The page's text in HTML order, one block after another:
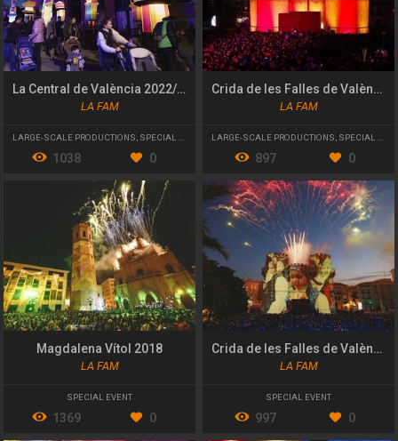
La Central de València 2022/23
LA FAM
LARGE-SCALE PRODUCTIONS SPECIAL EVENT
1038 0
Crida de les Falles de València 2023
LA FAM
LARGE-SCALE PRODUCTIONS SPECIAL EVENT
897 0
Magdalena Vítol 2018
LA FAM
SPECIAL EVENT
1369 0
Crida de les Falles de València 2022 "Renaix la flama!"
LA FAM
SPECIAL EVENT
997 0